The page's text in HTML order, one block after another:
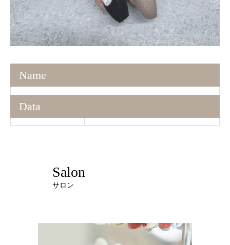
Name
Data
Salon
サロン